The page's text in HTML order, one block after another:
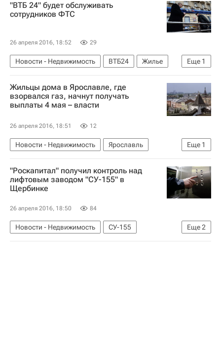
"ВТБ 24" будет обслуживать
сотрудников ФТС
26 апреля 2016, 18:52 29
Еще 1
Новости - Недвижимость ВТБ24
Жилье
Россия
Жильцы дома в Ярославле, где
взорвался газ, начнут получать
выплаты 4 мая – власти
26 апреля 2016, 18:51 12
Еще 1
Новости - Недвижимость
Ярославль
Россия
"Роскапитал" получил контроль над
лифтовым заводом "СУ-155" в
Щербинке
26 апреля 2016, 18:50 84
Еще2
Новости - Недвижимость
СУ-155
АКБ "Российский капитал"
Россия